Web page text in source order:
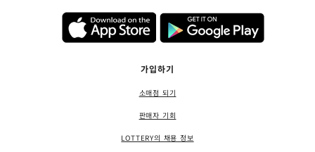
가입하기
소매점 되기
판매자 기회
LOTTERY의 채용 정보